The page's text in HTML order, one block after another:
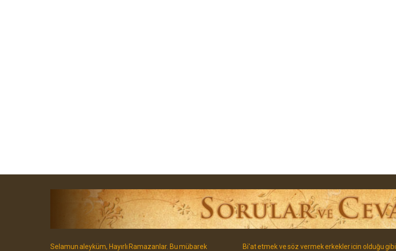
Selamun aleyküm, Hayırlı Ramazanlar. Bu mübarek Bi'at etmek ve söz vermek erkekler icin olduğu gibi